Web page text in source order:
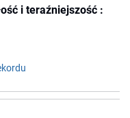
i teraźniejszość :